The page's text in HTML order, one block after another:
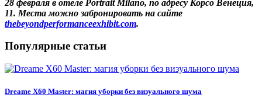
28 февраля в отеле Portrait Milano, по адресу Корсо Венеция,
11. Места можно забронировать на сайте
thebeyondperformanceexhibit.com.
Популярные статьи
Dreame X60 Master: магия уборки без визуального шума